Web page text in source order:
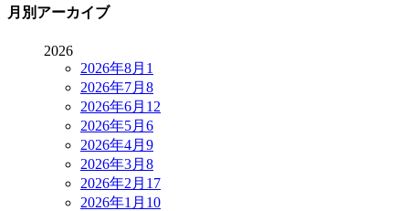
月別アーカイブ
2026
2026年8月 1
2026年7月 8
2026年6月 12
2026年5月 6
2026年4月 9
2026年3月 8
2026年2月 17
2026年1月 10